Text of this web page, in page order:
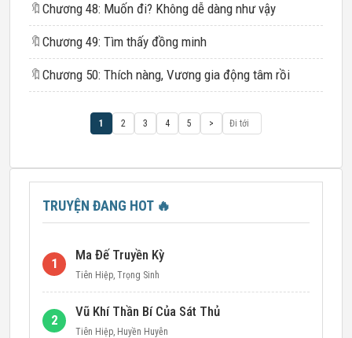
🔖 Chương 48: Muốn đi? Không dễ dàng như vậy
🔖 Chương 49: Tìm thấy đồng minh
🔖 Chương 50: Thích nàng, Vương gia động tâm rồi
1 2 3 4 5 >
TRUYỆN ĐANG HOT 🔥
1
Ma Đế Truyền Kỳ
Tiên Hiệp, Trọng Sinh
2
Vũ Khí Thần Bí Của Sát Thủ
Tiên Hiệp, Huyền Huyễn